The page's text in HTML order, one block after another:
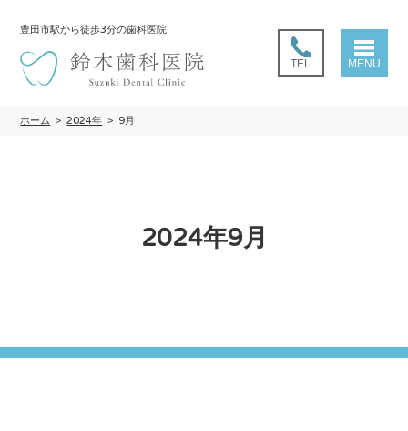
豊田市駅から徒歩3分の歯科医院
TEL MENU
ホーム >2024年 > 9月
2024年9月